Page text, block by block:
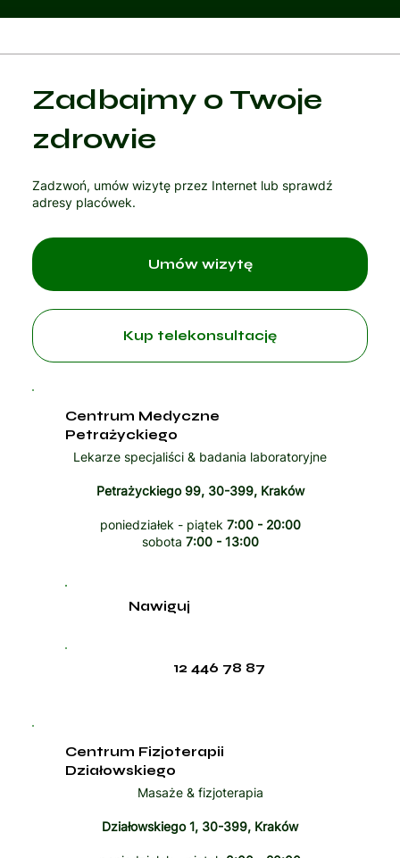
Zadbajmy o Twoje
zdrowie
Zadzwoń, umów wizytę przez Internet lub sprawdź
adresy placówek.
Kup telekonsultację
Centrum Medyczne
Petrażyckiego
Lekarze specjaliści & badania laboratoryjne
Petrażyckiego 99, 30-399, Kraków
poniedziałek - piątek 7:00 - 20:00
sobota 7:00 - 13:00
12 446 78 87
Nawiguj
Centrum Fizjoterapii
Działowskiego
Masaże & fizjoterapia
Działowskiego 1, 30-399, Kraków
Umów wizytę